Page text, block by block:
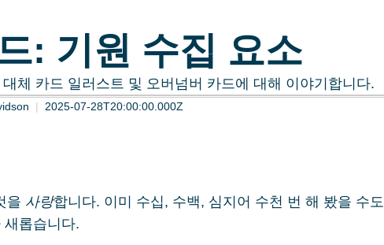
: 기원 수집 요소
체 카드 일러스트 및 오버넘버 카드에 대해 이야기합니다.
2025-07-28T20:00:00.000Z
을 사랑합니다. 이미 수십, 수백, 심지어 수천 번 해 봤을 수도
새롭습니다.